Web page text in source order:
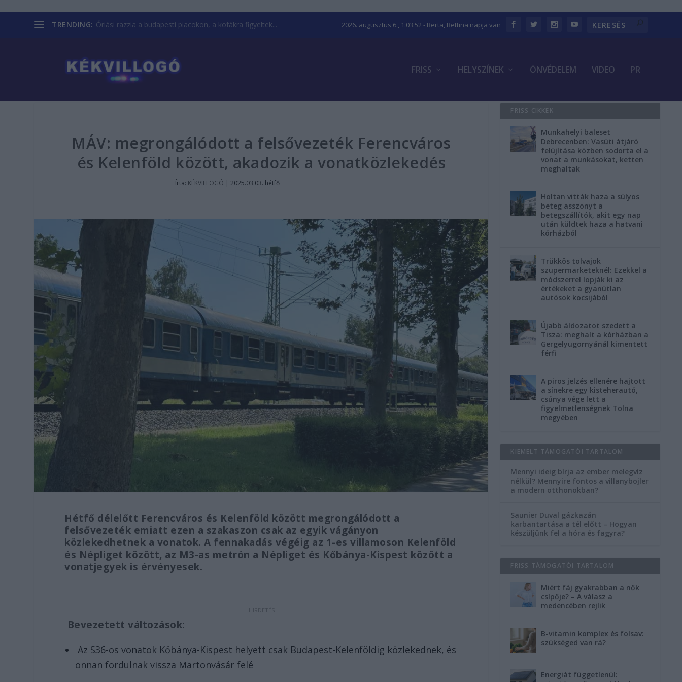
TRENDING: Óriási razzia a budapesti piacokon, a kofákra figyeltek... 2026. augusztus 6., 1:03:53 - Berta, Bettina napja van
FRISS HELYSZÍNEK ÖNVÉDELEM VIDEO PR
MÁV: megrongálódott a felsővezeték Ferencváros
és Kelenföld között, akadozik a vonatközlekedés
Írta: KÉKVILLOGÓ |2025.03.03. hétfő
Hétfő délelőtt Ferencváros és Kelenföld között megrongálódott a
felsővezeték emiatt ezen a szakaszon csak az egyik vágányon
közlekedhetnek a vonatok. A fennakadás végéig az 1-es villamoson Kelenföld
és Népliget között, az M3-as metrón a Népliget és Kőbánya-Kispest között a
vonatjegyek is érvényesek.
Bevezetett változások:
Az S36-os vonatok Kőbánya-Kispest helyett csak Budapest-Kelenföldig közlekednek, és
onnan fordulnak vissza Martonvásár felé
FRISS CIKKEK
Munkahelyi baleset
Debrecenben: Vasúti átjáró
felújítása közben sodorta el a
vonat a munkásokat, ketten
meghaltak
Holtan vitták haza a súlyos
beteg asszonyt a
betegszállítók, akit egy nap
után küldtek haza a hatvani
kórházból
Trükkös tolvajok
szupermarketeknél: Ezekkel a
módszerrel lopják ki az
értékeket a gyanútlan
autósok kocsijából
Újabb áldozatot szedett a
Tisza: meghalt a kórházban a
Gergelyugornyánál kimentett
férfi
A piros jelzés ellenére hajtott
a sínekre egy kisteherautó,
csúnya vége lett a
figyelmetlenségnek Tolna
megyében
KIEMELT TÁMOGATÓI TARTALOM
Mennyi ideig bírja az ember melegvíz
nélkül? Mennyire fontos a villanybojler
a modern otthonokban?
Saunier Duval gázkazán
karbantartása a tél előtt – Hogyan
készüljünk fel a hóra és fagyra?
FRISS TÁMOGATÓI TARTALOM
Miért fáj gyakrabban a nők
csípője? – A válasz a
medencében rejlik
B-vitamin komplex és folsav:
szükséged van rá?
Energiát függetlenül: